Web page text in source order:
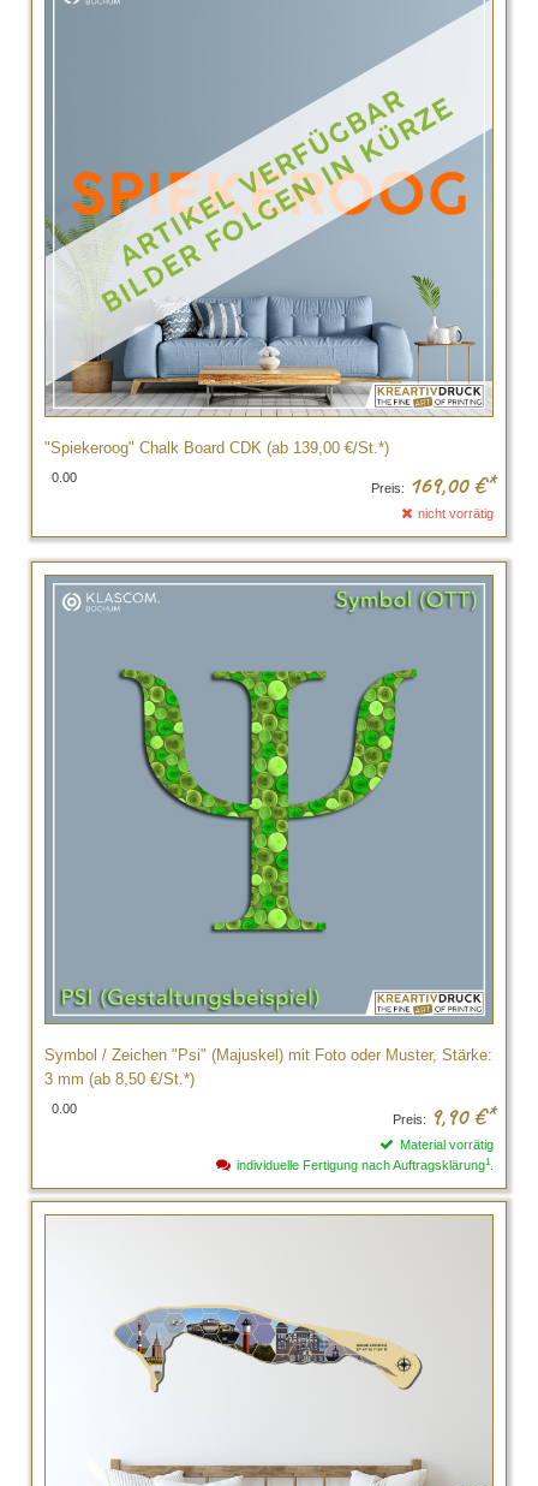
"Spiekeroog" Chalk Board CDK (ab 139,00 €/St.*)
0.00
Preis: 169,00 €*
nicht vorrätig
Symbol / Zeichen "Psi" (Majuskel) mit Foto oder Muster, Stärke:
3 mm (ab 8,50 €/St.*)
0.00
Preis: 9,90 €*
Material vorrätig
individuelle Fertigung nach Auftragsklärung1